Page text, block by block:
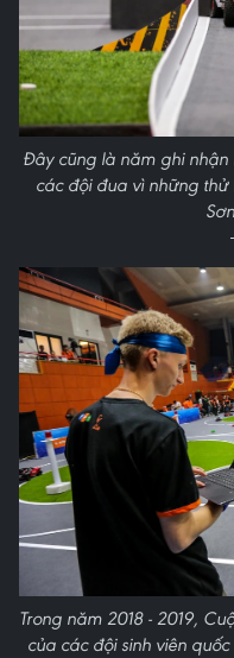
Đây cũng là năm ghi
các đội đua vì những thử
Trong năm 2018 - 2019,
của các đội sinh viên